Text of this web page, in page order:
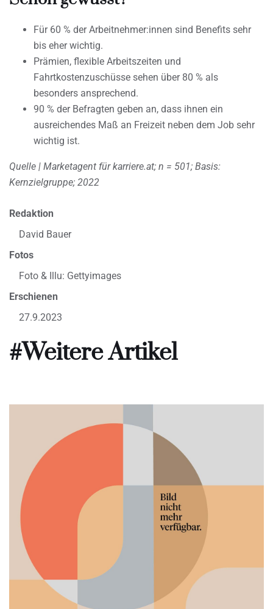
Für 60 % der Arbeitnehmer:innen sind Benefits sehr
bis eher wichtig.
Prämien, flexible Arbeitszeiten und
Fahrtkostenzuschüsse sehen über 80 % als
besonders ansprechend.
90 % der Befragten geben an, dass ihnen ein
ausreichendes Maß an Freizeit neben dem Job sehr
wichtig ist.
Quelle | Marketagent für karriere.at; n = 501; Basis:
Kernzielgruppe; 2022
Redaktion
David Bauer
Fotos
Foto & Illu: Gettyimages
Erschienen
27.9.2023
#Weitere Artikel